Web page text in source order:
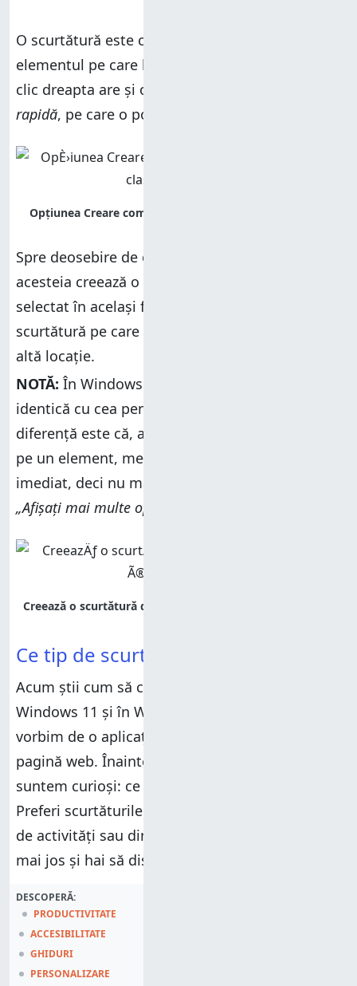
O scurtătură este creată pe desktop, indicând
elementul pe care l-ai selectat. Meniul clasic
clic dreapta are și o opțiune
rapidă, pe care o poți selecta.
Spre deosebire de cealaltă opțiune, selectarea
acesteia creează o scurtătură către elementul
selectat în același folder ca și fișierul original,
scurtătură pe care o poți muta ulterior într-o
altă locație.
NOTĂ: În Windows 10, metoda este aproape
identică cu cea pentru Windows 11. Singura
diferență este că, atunci când dai clic dreapta
pe un element, meniul clasic clic dreapta apare
imediat, deci nu mai este nevoie să apeși
„Afișați mai multe opțiuni”
Ce tip de scurtături utilizezi?
Acum știi cum să creezi o scurtătură în
Windows 11 și în Windows 10, fie că este
vorbim de o aplicație, un fișier, un folder sau o
pagină web. Înainte de a închide acest articol,
suntem curioși: ce scurtătură vrei să creezi?
Preferi scurtăturile de pe desktop, de pe bara
de activități sau din
mai jos și hai să discutăm.
DESCOPERĂ:
PRODUCTIVITATE
ACCESIBILITATE
GHIDURI
PERSONALIZARE